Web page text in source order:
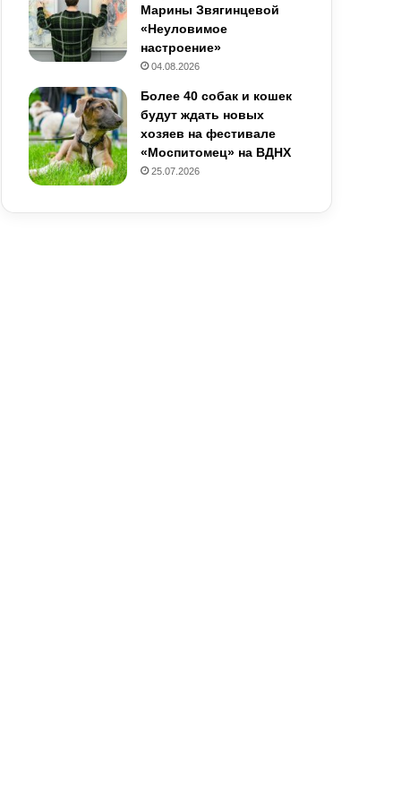
Марины Звягинцевой
«Неуловимое
настроение»
04.08.2026
Более 40 собак и кошек
будут ждать новых
хозяев на фестивале
«Моспитомец» на ВДНХ
25.07.2026